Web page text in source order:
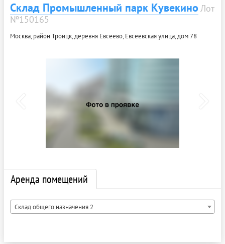
Склад Промышленный парк Кувекино Лот
№150165
Москва, район Троицк, деревня Евсеево, Евсеевская улица, дом 78
Аренда помещений
Склад общего назначения 2